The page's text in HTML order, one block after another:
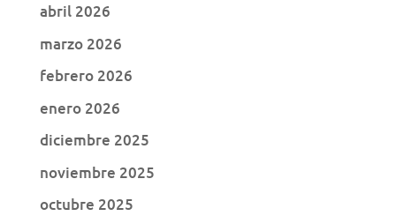
abril 2026
marzo 2026
febrero 2026
enero 2026
diciembre 2025
noviembre 2025
octubre 2025